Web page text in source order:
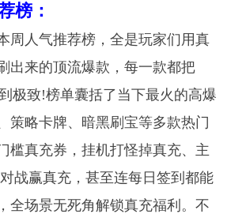
榜：
周人气推荐榜，全是玩家们用真
出来的顶流爆款，每一款都把
极致!榜单囊括了当下最火的高爆
策略卡牌、暗黑刷宝等多款热门
槛真充券，挂机打怪掉真充、主
战赢真充，甚至连每日签到都能
全场景无死角解锁真充福利。不